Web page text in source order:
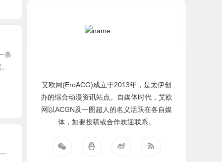
条
艾欧网(EroACG)成立于2013年，是太伊创
办的综合动漫资讯站点。自媒体时代，艾欧
网以ACGN及一图超人的名义活跃在各自媒
体，如要投稿或合作欢迎联系。